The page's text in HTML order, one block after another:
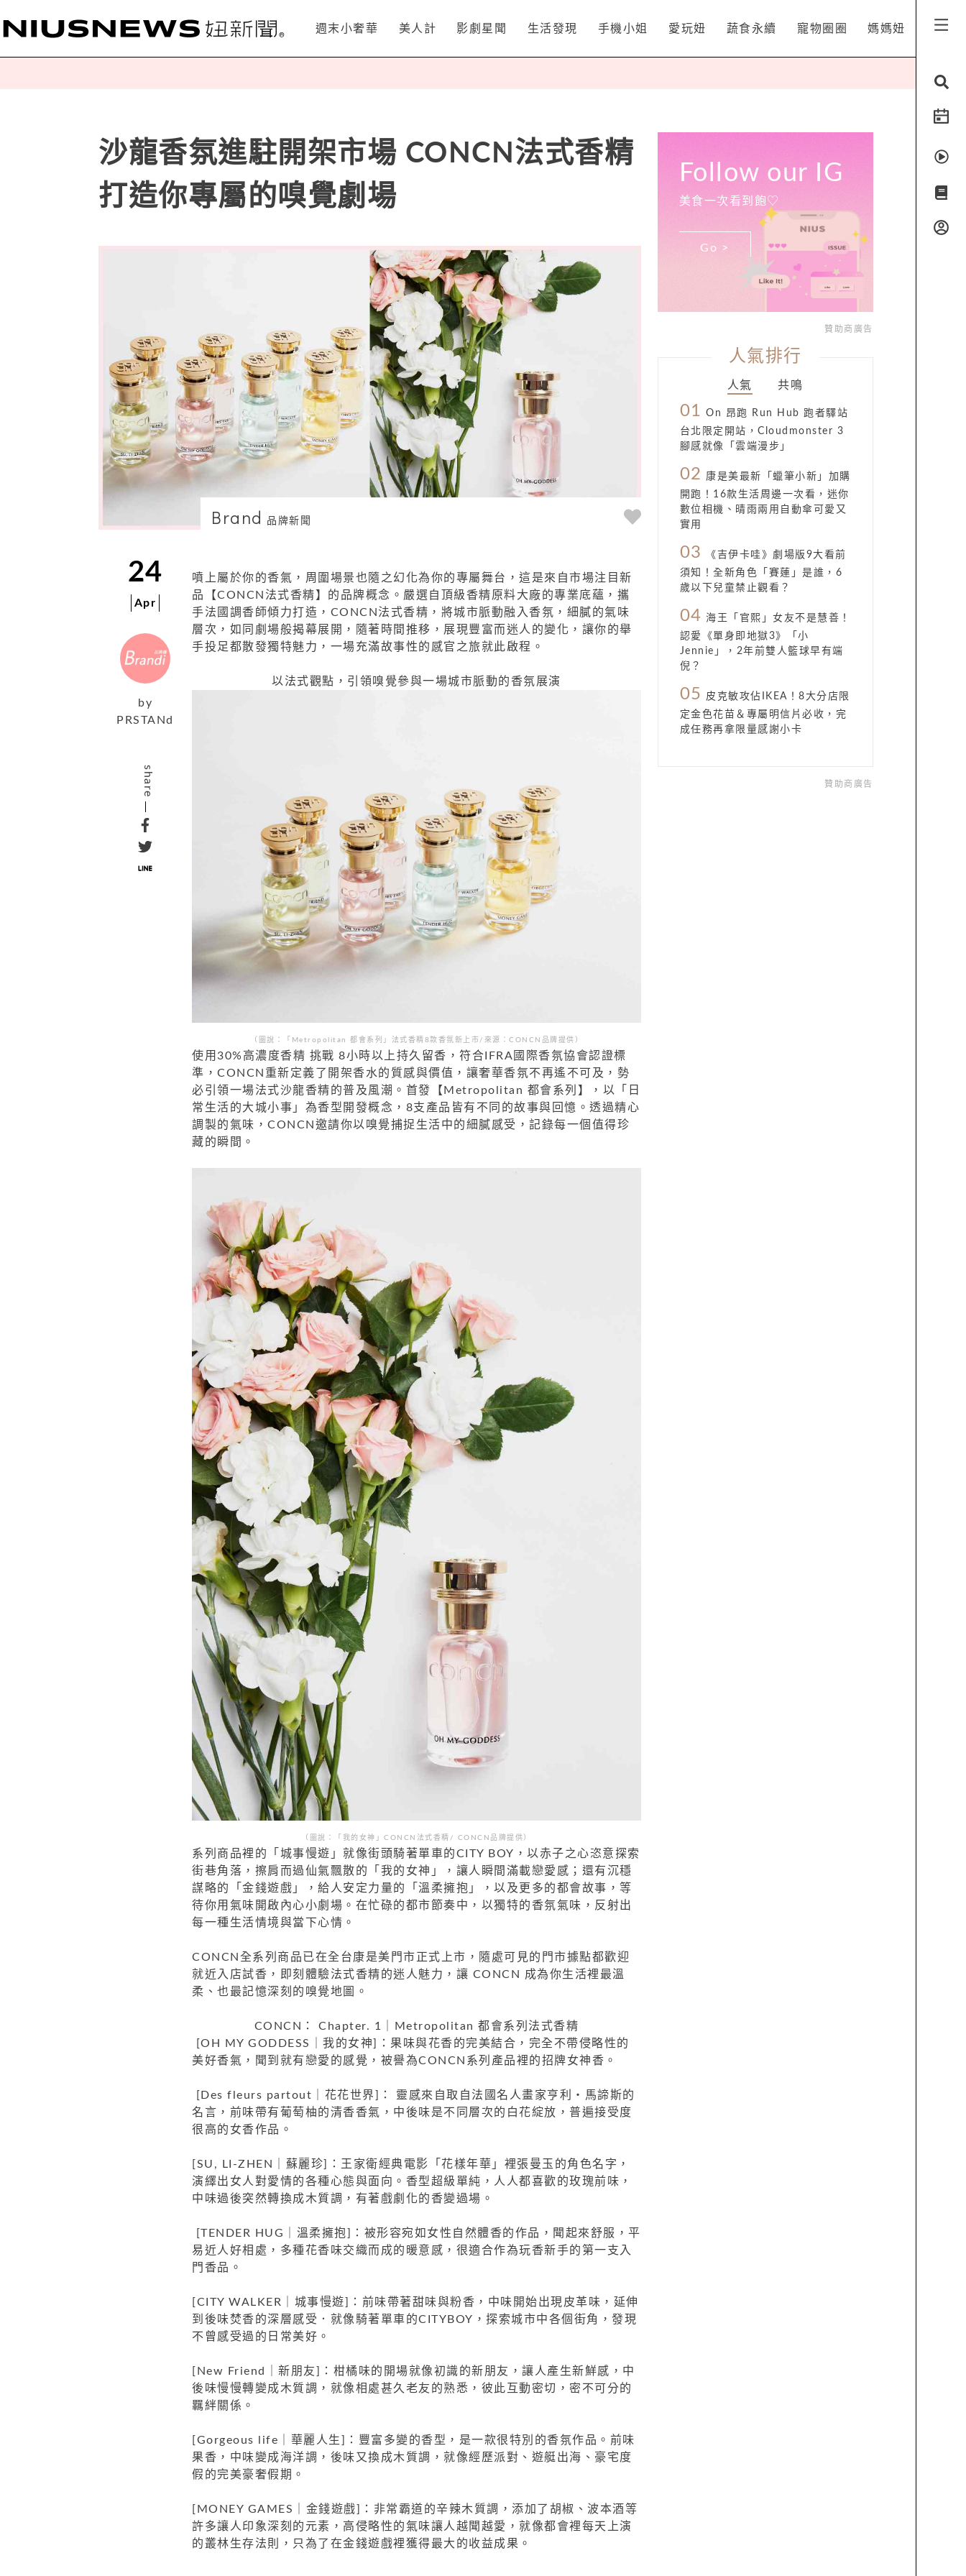
週末小奢華 美人計 影劇星聞 生活發現 手機小姐 愛玩妞 蔬食永續 寵物圈圈 媽媽妞
沙龍香氛進駐開架市場 CONCN法式香精
打造你專屬的嗅覺劇場
Brand 品牌新聞
24
Apr
by
PRSTANd
share
噴上屬於你的香氣，周圍場景也隨之幻化為你的專屬舞台，這是來自市場注目新
品【CONCN法式香精】的品牌概念。嚴選自頂級香精原料大廠的專業底蘊，攜
手法國調香師傾力打造，CONCN法式香精，將城市脈動融入香氛，細膩的氣味
層次，如同劇場般揭幕展開，隨著時間推移，展現豐富而迷人的變化，讓你的舉
手投足都散發獨特魅力，一場充滿故事性的感官之旅就此啟程。
以法式觀點，引領嗅覺參與一場城市脈動的香氛展演
（圖說：「Metropolitan 都會系列」法式香精8款香氛新上市/來源：CONCN品牌提供）
使用30%高濃度香精 挑戰 8小時以上持久留香，符合IFRA國際香氛協會認證標
準，CONCN重新定義了開架香水的質感與價值，讓奢華香氛不再遙不可及，勢
必引領一場法式沙龍香精的普及風潮。首發【Metropolitan 都會系列】，以「日
常生活的大城小事」為香型開發概念，8支產品皆有不同的故事與回憶。透過精心
調製的氣味，CONCN邀請你以嗅覺捕捉生活中的細膩感受，記錄每一個值得珍
藏的瞬間。
（圖說：「我的女神」CONCN法式香精/ CONCN品牌提供）
系列商品裡的「城事慢遊」就像街頭騎著單車的CITY BOY，以赤子之心恣意探索
街巷角落，擦肩而過仙氣飄散的「我的女神」，讓人瞬間滿載戀愛感；還有沉穩
謀略的「金錢遊戲」，給人安定力量的「溫柔擁抱」，以及更多的都會故事，等
待你用氣味開啟內心小劇場。在忙碌的都市節奏中，以獨特的香氛氣味，反射出
每一種生活情境與當下心情。
CONCN全系列商品已在全台康是美門市正式上市，隨處可見的門市據點都歡迎
就近入店試香，即刻體驗法式香精的迷人魅力，讓 CONCN 成為你生活裡最溫
柔、也最記憶深刻的嗅覺地圖。
CONCN： Chapter. 1｜Metropolitan 都會系列法式香精
[OH MY GODDESS｜我的女神]：果味與花香的完美結合，完全不帶侵略性的
美好香氣，聞到就有戀愛的感覺，被譽為CONCN系列產品裡的招牌女神香。
[Des fleurs partout｜花花世界]： 靈感來自取自法國名人畫家亨利・馬諦斯的
名言，前味帶有葡萄柚的清香香氣，中後味是不同層次的白花綻放，普遍接受度
很高的女香作品。
[SU, LI-ZHEN｜蘇麗珍]：王家衛經典電影「花樣年華」裡張曼玉的角色名字，
演繹出女人對愛情的各種心態與面向。香型超級單純，人人都喜歡的玫瑰前味，
中味過後突然轉換成木質調，有著戲劇化的香變過場。
[TENDER HUG｜溫柔擁抱]：被形容宛如女性自然體香的作品，聞起來舒服，平
易近人好相處，多種花香味交織而成的暖意感，很適合作為玩香新手的第一支入
門香品。
[CITY WALKER｜城事慢遊]：前味帶著甜味與粉香，中味開始出現皮革味，延伸
到後味焚香的深層感受．就像騎著單車的CITYBOY，探索城市中各個街角，發現
不曾感受過的日常美好。
[New Friend｜新朋友]：柑橘味的開場就像初識的新朋友，讓人產生新鮮感，中
後味慢慢轉變成木質調，就像相處甚久老友的熟悉，彼此互動密切，密不可分的
羈絆關係。
[Gorgeous life｜華麗人生]：豐富多變的香型，是一款很特別的香氛作品。前味
果香，中味變成海洋調，後味又換成木質調，就像經歷派對、遊艇出海、豪宅度
假的完美豪奢假期。
[MONEY GAMES｜金錢遊戲]：非常霸道的辛辣木質調，添加了胡椒、波本酒等
許多讓人印象深刻的元素，高侵略性的氣味讓人越聞越愛，就像都會裡每天上演
的叢林生存法則，只為了在金錢遊戲裡獲得最大的收益成果。
Follow our IG
美食一次看到飽♡
Go >
贊助商廣告
人氣排行
人氣 共鳴
01 On 昂跑 Run Hub 跑者驛站
台北限定開站，Cloudmonster 3
腳感就像「雲端漫步」
02
康是美最新「蠟筆小新」加購
開跑！16款生活周邊一次看，迷你
數位相機、晴雨兩用自動傘可愛又
實用
03
《吉伊卡哇》劇場版9大看前
須知！全新角色「賽蓮」是誰，6
歲以下兒童禁止觀看？
04 海王「官熙」女友不是慧善！
認愛《單身即地獄3》「小
Jennie」，2年前雙人籃球早有端
倪？
05
皮克敏攻佔IKEA！8大分店限
定金色花苗＆專屬明信片必收，完
成任務再拿限量感謝小卡
贊助商廣告